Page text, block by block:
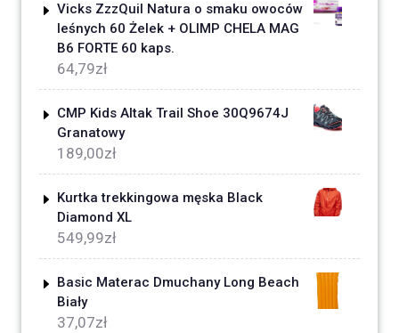
Vicks ZzzQuil Natura o smaku owoców
leśnych 60 Żelek + OLIMP CHELA MAG
B6 FORTE 60 kaps.
64,79zł
CMP Kids Altak Trail Shoe 30Q9674J
Granatowy
189,00zł
Kurtka trekkingowa męska Black
Diamond XL
549,99zł
Basic Materac Dmuchany Long Beach
Biały
37,07zł